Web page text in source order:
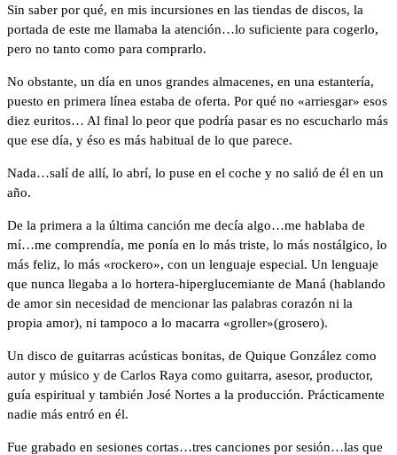
Sin saber por qué, en mis incursiones en las tiendas de discos, la
portada de este me llamaba la atención…lo suficiente para cogerlo,
pero no tanto como para comprarlo.
No obstante, un día en unos grandes almacenes, en una estantería,
puesto en primera línea estaba de oferta. Por qué no «arriesgar» esos
diez euritos… Al final lo peor que podría pasar es no escucharlo más
que ese día, y éso es más habitual de lo que parece.
Nada…salí de allí, lo abrí, lo puse en el coche y no salió de él en un
año.
De la primera a la última canción me decía algo…me hablaba de
mí…me comprendía, me ponía en lo más triste, lo más nostálgico, lo
más feliz, lo más «rockero», con un lenguaje especial. Un lenguaje
que nunca llegaba a lo hortera-hiperglucemiante de Maná (hablando
de amor sin necesidad de mencionar las palabras corazón ni la
propia amor), ni tampoco a lo macarra «groller»(grosero).
Un disco de guitarras acústicas bonitas, de Quique González como
autor y músico y de Carlos Raya como guitarra, asesor, productor,
guía espiritual y también José Nortes a la producción. Prácticamente
nadie más entró en él.
Fue grabado en sesiones cortas…tres canciones por sesión…las que